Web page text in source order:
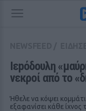
Ιεpόδουλη
νεκροί από το
Ήθελε να κόψει
εξαφανίσει κάθε ίχνος